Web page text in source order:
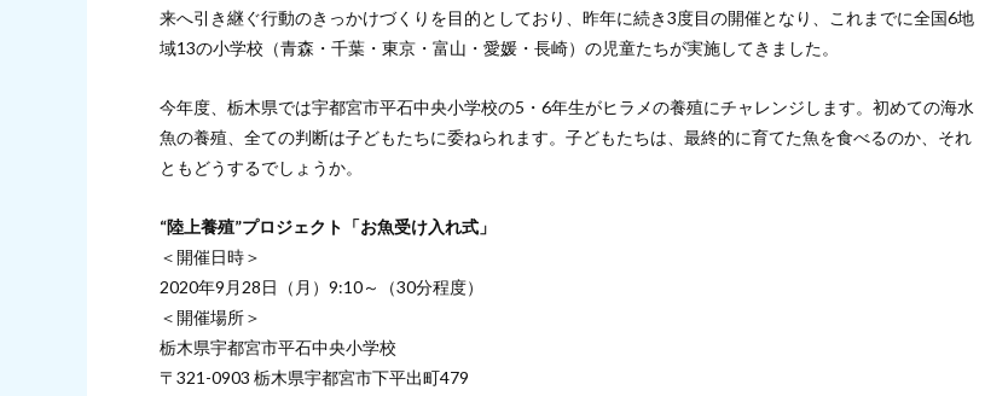
来へ引き継ぐ行動のきっかけづくりを目的としており、昨年に続き3度目の開催となり、これまでに全国6地
域13の小学校（青森・千葉・東京・富山・愛媛・長崎）の児童たちが実施してきました。
今年度、栃木県では宇都宮市平石中央小学校の5・6年生がヒラメの養殖にチャレンジします。初めての海水
魚の養殖、全ての判断は子どもたちに委ねられます。子どもたちは、最終的に育てた魚を食べるのか、それ
ともどうするでしょうか。
“陸上養殖”プロジェクト「お魚受け入れ式」
＜開催日時＞
2020年9月28日（月）9:10～（30分程度）
＜開催場所＞
栃木県宇都宮市平石中央小学校
〒321-0903 栃木県宇都宮市下平出町479